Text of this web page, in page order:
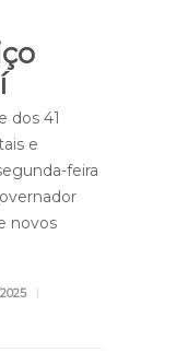
dos 41
e
feira
novos